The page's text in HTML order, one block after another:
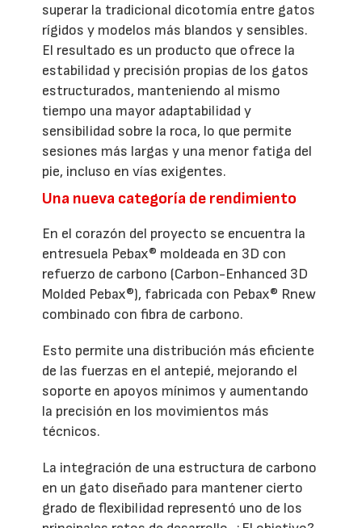
superar la tradicional dicotomía entre gatos
rígidos y modelos más blandos y sensibles.
El resultado es un producto que ofrece la
estabilidad y precisión propias de los gatos
estructurados, manteniendo al mismo
tiempo una mayor adaptabilidad y
sensibilidad sobre la roca, lo que permite
sesiones más largas y una menor fatiga del
pie, incluso en vías exigentes.
Una nueva categoría de rendimiento
En el corazón del proyecto se encuentra la
entresuela Pebax® moldeada en 3D con
refuerzo de carbono (Carbon-Enhanced 3D
Molded Pebax®), fabricada con Pebax® Rnew
combinado con fibra de carbono.
Esto permite una distribución más eficiente
de las fuerzas en el antepié, mejorando el
soporte en apoyos mínimos y aumentando
la precisión en los movimientos más
técnicos.
La integración de una estructura de carbono
en un gato diseñado para mantener cierto
grado de flexibilidad representó uno de los